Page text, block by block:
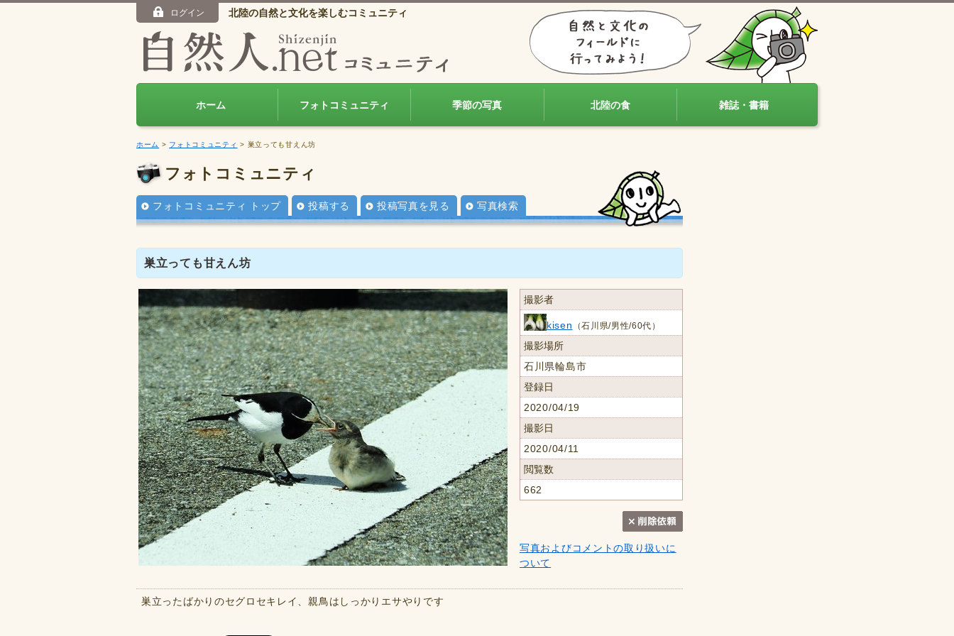
ログイン 北陸の自然と文化を楽しむコミュニティ
ホーム フォトコミュニティ 季節の写真 北陸の食 雑誌・書籍
ホーム > フォトコミュニティ > 巣立っても甘えん坊
フォトコミュニティ
フォトコミュニティ トップ 投稿する 投稿写真を見る 写真検索
巣立っても甘えん坊
撮影者
kisen （石川県/男性/60代）
撮影場所
石川県輪島市
登録日
2020/04/19
撮影日
2020/04/11
閲覧数
662
写真およびコメントの取り扱いに
ついて
巣立ったばかりのセグロセキレイ、親鳥はしっかりエサやりです